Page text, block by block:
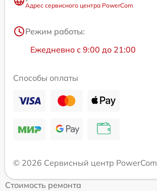
Адрес сервисного центра PowerCom
Режим работы:
Ежедневно с 9:00 до 21:00
Способы оплаты
© 2026 Сервисный центр PowerCom
Стоимость ремонта